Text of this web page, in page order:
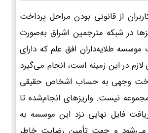
از قانونی بودن مراحل پرداخت
در شبکه مترجمین اشراق به‌صورت
طلایه‌داران افق علم که دارای
در این زمینه است، انجام می‌گیرد
وجهی به حساب اشخاص حقیقی
نیست. واریزهای انجام‌شده تا
فایل نهایی نزد این موسسه به